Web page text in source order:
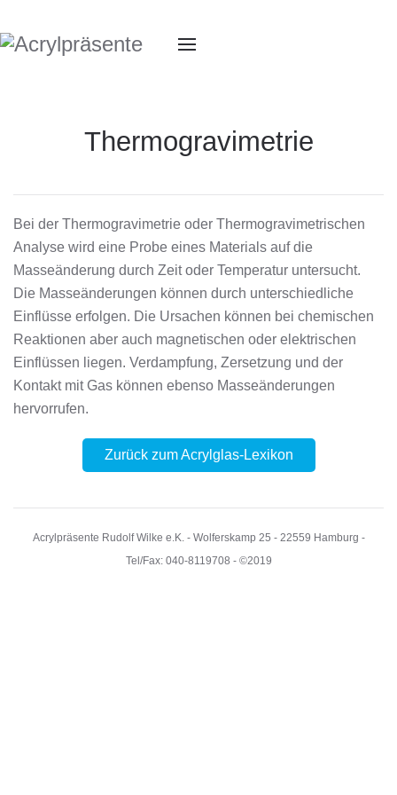
Thermogravimetrie
Bei der Thermogravimetrie oder Thermogravimetrischen
Analyse wird eine Probe eines Materials auf die
Masseänderung durch Zeit oder Temperatur untersucht.
Die Masseänderungen können durch unterschiedliche
Einflüsse erfolgen. Die Ursachen können bei chemischen
Reaktionen aber auch magnetischen oder elektrischen
Einflüssen liegen. Verdampfung, Zersetzung und der
Kontakt mit Gas können ebenso Masseänderungen
hervorrufen.
Zurück zum Acrylglas-Lexikon
Acrylpräsente Rudolf Wilke e.K. - Wolferskamp 25 - 22559 Hamburg -
Tel/Fax: 040-8119708 - ©2019